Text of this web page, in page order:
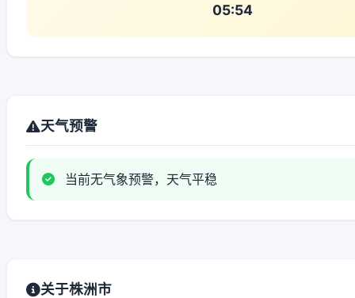
05:54
天气预警
当前无气象预警，天气平稳
关于株洲市